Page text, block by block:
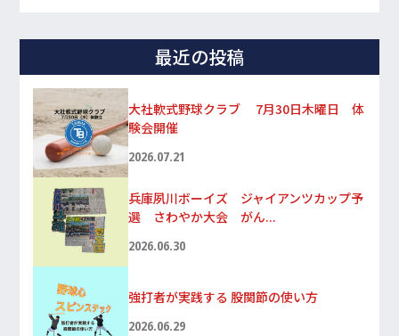
最近の投稿
大社軟式野球クラブ 7月30日木曜日 体
験会開催
2026.07.21
兵庫夙川ボーイズ ジャイアンツカップ予
選 さわやか大会 がん...
2026.06.30
強打者が実践する 股関節の使い方
2026.06.29